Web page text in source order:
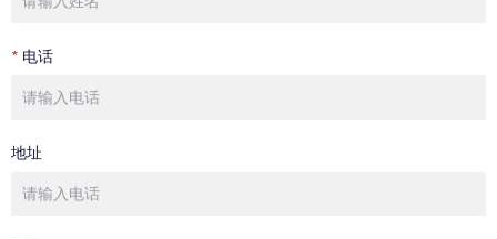
* 电话
地址